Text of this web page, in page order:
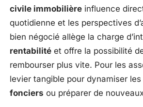
civile immobilière influence
quotidienne et les perspectives
bien négocié allège la charge
rentabilité et offre la possibilité
rembourser plus vite. Pour les
levier tangible pour dynamiser les
fonciers ou préparer de